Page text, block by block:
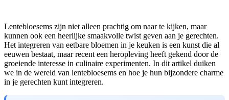
Lentebloesems zijn niet alleen prachtig om naar te kijken, maar
kunnen ook een heerlijke smaakvolle twist geven aan je gerechten.
Het integreren van eetbare bloemen in je keuken is een kunst die al
eeuwen bestaat, maar recent een heropleving heeft gekend door de
groeiende interesse in culinaire experimenten. In dit artikel duiken
we in de wereld van lentebloesems en hoe je hun bijzondere charme
in je gerechten kunt integreren.